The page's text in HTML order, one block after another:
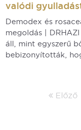
valódi
Demodex és
megoldás |
áll, mint egyszerű
bebizonyították,
Előző